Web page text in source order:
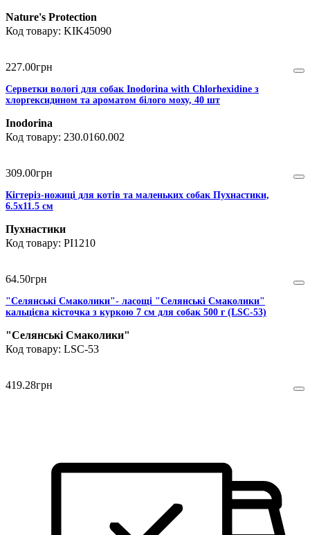
Nature's Protection
KIK45090
227.00грн
Серветки вологі для собак Inodorina with Chlorhexidine з
хлоргексидином та ароматом білого моху, 40 шт
Inodorina
230.0160.002
309.00грн
Кігтеріз-ножиці для котів та маленьких собак Пухнастики,
6.5х11.5 см
Пухнастики
PI1210
64.50грн
"Селянські Смаколики"- ласощі "Селянські Смаколики"
кальцієва кісточка з куркою 7 см для собак 500 г (LSC-53)
"Селянські Смаколики"
LSC-53
419.28грн